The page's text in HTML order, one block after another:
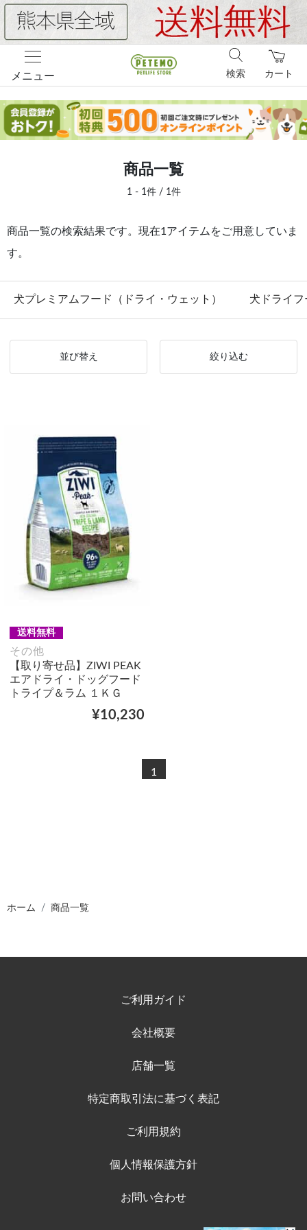
メニュー カート
検索
商品一覧
1 - 1件 / 1件
商品一覧の検索結果です。現在1アイテムをご用意していま
す。
犬プレミアムフード（ドライ・ウェット） 犬ドライフ
並び替え 絞り込む
送料無料
その他
【取り寄せ品】ZIWI PEAK
エアドライ・ドッグフード
トライプ＆ラム １ＫＧ
¥10,230
1
ホーム 商品一覧
ご利用ガイド
会社概要
店舗一覧
特定商取引法に基づく表記
ご利用規約
個人情報保護方針
お問い合わせ